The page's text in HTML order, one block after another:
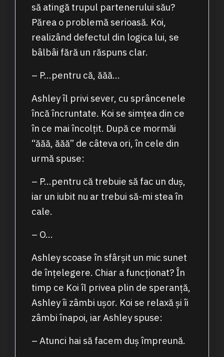
să atingă trupul partenerului său?
Părea o problemă serioasă. Koi,
realizând defectul din logica lui, se
bâlbâi fără un răspuns clar.
– P…pentru că, ăăă…
Ashley îl privi sever, cu sprâncenele
încă încruntate. Koi se simțea din ce
în ce mai încolțit. După ce mormăi
“ăăă, ăăă” de câteva ori, în cele din
urmă spuse:
– P…pentru că trebuie să fac un duș,
iar un iubit nu ar trebui să-mi stea în
cale.
– O…
Ashley scoase în sfârșit un mic sunet
de înțelegere. Chiar a funcționat? În
timp ce Koi îl privea plin de speranță,
Ashley îi zâmbi ușor. Koi se relaxă și îi
zâmbi înapoi, iar Ashley spuse:
– Atunci hai să facem duș împreună.